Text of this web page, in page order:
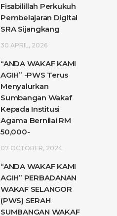
Fisabilillah Perkukuh
Pembelajaran Digital
SRA Sijangkang
30 APRIL, 2026
“ANDA WAKAF KAMI
AGIH” -PWS Terus
Menyalurkan
Sumbangan Wakaf
Kepada Institusi
Agama Bernilai RM
50,000-
07 OCTOBER, 2024
“ANDA WAKAF KAMI
AGIH” PERBADANAN
WAKAF SELANGOR
(PWS) SERAH
SUMBANGAN WAKAF